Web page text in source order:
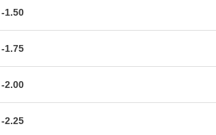
-1.50
-1.75
-2.00
-2.25